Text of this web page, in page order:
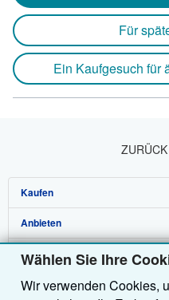
Wählen Sie Ihre
Wir verwenden Cookies,
Für
Ein Kaufgesuch für
Kaufen
Detailsuche
Sammlungen
Nutzerkonto
Anbieten
Verkäufer werden
Partnerprogramm
Über uns
Über uns / Impressum
Hilfe